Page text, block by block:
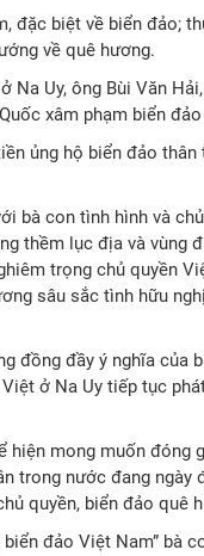
đặc biệt về biển đảo;
về quê hương.
Uy, ông Bùi Văn
xâm phạm biển
ủng hộ biển đảo
bà con tình hình và
thềm lục địa và vùng
trọng chủ quyền
sâu sắc tình hữu
đồng đầy ý nghĩa của
ở Na Uy tiếp tục
mong muốn đóng
trong nước đang ngày
quyền, biển đảo quê
đảo Việt Nam” bà